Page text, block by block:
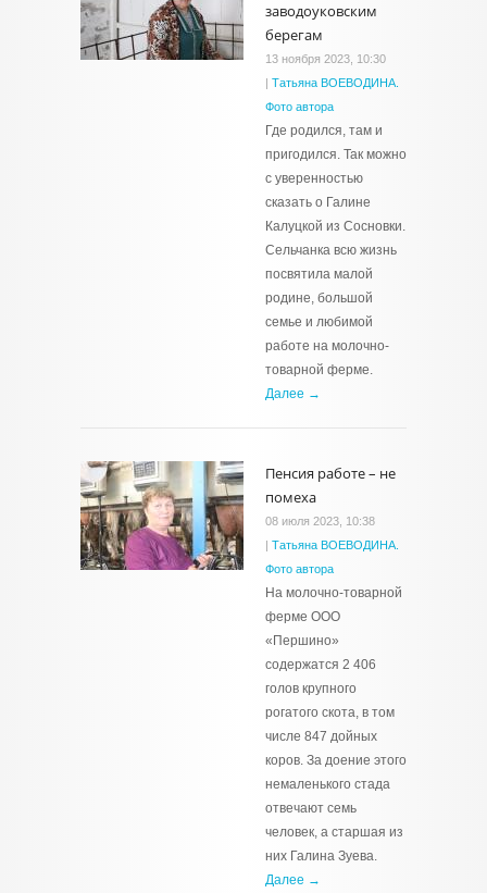
заводоуковским
берегам
13 ноября 2023, 10:30
| Татьяна ВОЕВОДИНА.
Фото автора
Где родился, там и
пригодился. Так можно
с уверенностью
сказать о Галине
Калуцкой из Сосновки.
Сельчанка всю жизнь
посвятила малой
родине, большой
семье и любимой
работе на молочно-
товарной ферме.
Далее →
Пенсия работе – не
помеха
08 июля 2023, 10:38
| Татьяна ВОЕВОДИНА.
Фото автора
На молочно-товарной
ферме ООО
«Першино»
содержатся 2 406
голов крупного
рогатого скота, в том
числе 847 дойных
коров. За доение этого
немаленького стада
отвечают семь
человек, а старшая из
них Галина Зуева.
Далее →